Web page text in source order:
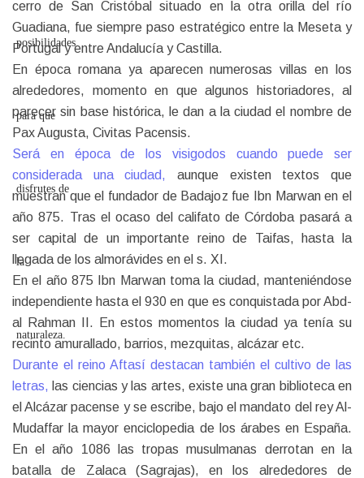
cerro de San Cristóbal situado en la otra orilla del río
Guadiana, fue siempre paso estratégico entre la Meseta y
Portugal y entre Andalucía y Castilla.
En época romana ya aparecen numerosas villas en los
alrededores, momento en que algunos historiadores, al
parecer sin base histórica, le dan a la ciudad el nombre de
Pax Augusta, Civitas Pacensis.
Será en época de los visigodos cuando puede ser
considerada una ciudad,
aunque existen textos que
muestran que el fundador de Badajoz fue Ibn Marwan en el
año 875. Tras el ocaso del califato de Córdoba pasará a
ser capital de un importante reino de Taifas, hasta la
llegada de los almorávides en el s. XI.
En el año 875 Ibn Marwan toma la ciudad, manteniéndose
independiente hasta el 930 en que es conquistada por Abd-
al Rahman II. En estos momentos la ciudad ya tenía su
recinto amurallado, barrios, mezquitas, alcázar etc.
Durante el reino Aftasí destacan también el cultivo de las
letras, las ciencias y las artes, existe una gran biblioteca en
el Alcázar pacense y se escribe, bajo el mandato del rey Al-
Mudaffar la mayor enciclopedia de los árabes en España.
En el año 1086 las tropas musulmanas derrotan en la
batalla de Zalaca (Sagrajas), en los alrededores de